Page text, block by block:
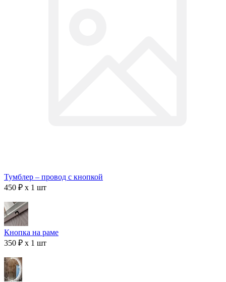
Тумблер – провод с кнопкой
450 ₽ x 1 шт
Кнопка на раме
350 ₽ x 1 шт